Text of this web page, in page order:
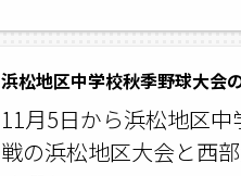
浜松地区中学校秋季野球大会
11月5日から浜松地区
戦の浜松地区大会と西